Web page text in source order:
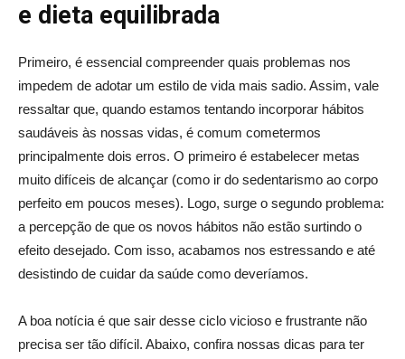
e dieta equilibrada
Primeiro, é essencial compreender quais problemas nos
impedem de adotar um estilo de vida mais sadio. Assim, vale
ressaltar que, quando estamos tentando incorporar hábitos
saudáveis às nossas vidas, é comum cometermos
principalmente dois erros. O primeiro é estabelecer metas
muito difíceis de alcançar (como ir do sedentarismo ao corpo
perfeito em poucos meses). Logo, surge o segundo problema:
a percepção de que os novos hábitos não estão surtindo o
efeito desejado. Com isso, acabamos nos estressando e até
desistindo de cuidar da saúde como deveríamos.
A boa notícia é que sair desse ciclo vicioso e frustrante não
precisa ser tão difícil. Abaixo, confira nossas dicas para ter